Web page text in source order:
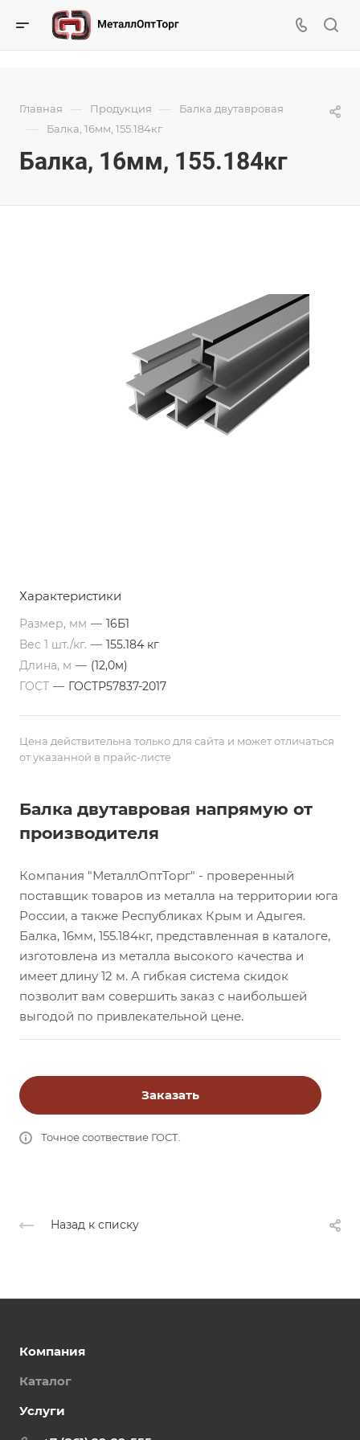
Главная — Продукция — Балка двутавровая
— Балка, 16мм, 155.184кг
Балка, 16мм, 155.184кг
Характеристики
Размер, мм — 16Б1
Вес 1 шт./кг. — 155.184 кг
Длина, м — (12,0м)
ГОСТ — ГОСТР57837-2017
Цена действительна только для сайта и может отличаться
от указанной в прайс-листе
Балка двутавровая напрямую от
производителя
Компания "МеталлОптТорг" - проверенный
поставщик товаров из металла на территории юга
России, а также Республиках Крым и Адыгея.
Балка, 16мм, 155.184кг, представленная в каталоге,
изготовлена из металла высокого качества и
имеет длину 12 м. А гибкая система скидок
позволит вам совершить заказ с наибольшей
выгодой по привлекательной цене.
Заказать
Точное соотвествие ГОСТ.
Назад к списку
Компания
Каталог
Услуги